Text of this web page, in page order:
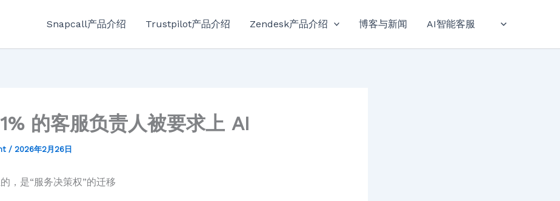
Snapcall产品介绍 Trustpilot产品介绍 Zendesk产品介绍 博客与新闻 AI智能客服
的客服负责人被要求上 AI
/ 2026年2月26日
，是“服务决策权”的迁移